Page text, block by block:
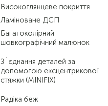
Високоглянцеве покриття
Ламіноване ДСП
Багатоколірний
шовкографічний малюнок
З`єднання деталей за
допомогою ексцентрикової
стяжки (MINIFIX)
Радіка беж